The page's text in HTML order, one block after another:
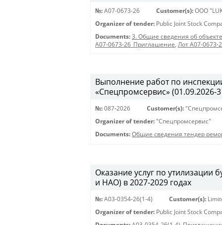
№: A07-0673-26 Customer(s): OOO
Organizer of tender: Public Joint Stock
Documents: 3. Общие сведения об
A07-0673-26_Приглашение, Лот A07-0673-
Выполнение работ по
«Спецпромсервис» (01.09.2026-
№: 087-2026 Customer(s):
Organizer of tender: "Спецпромсервис"
Documents: Общие сведения тендер
Оказание услуг по
и НАО) в 2027-2029 годах
№: A03-0354-26(1-4) Customer(s):
Organizer of tender: Public Joint Stock